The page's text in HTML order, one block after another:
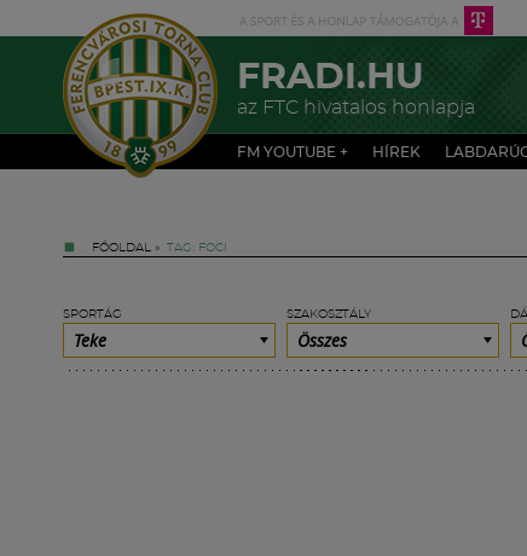
FRADI.HU
az FTC hivatalos honlapja
FM YOUTUBE + HÍREK
FŐOLDAL » TAG: FOCI
SPORTÁG
Teke
SZAKOSZTÁLY
Összes